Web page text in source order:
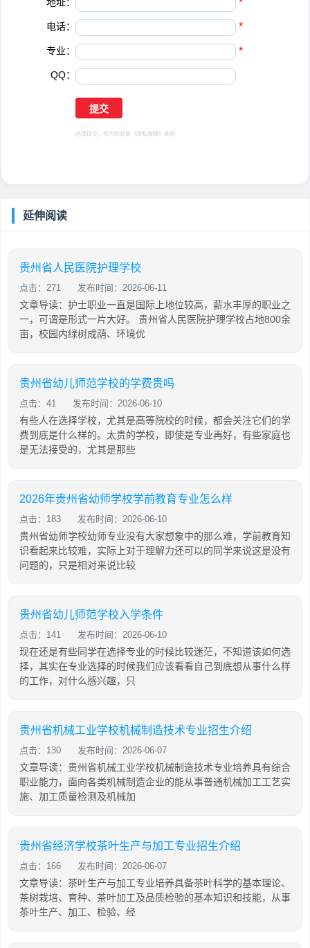
*
电话： *
专业： *
QQ：
选择提交，视为您同意 《隐私保障》 条例
延伸阅读
贵州省人民医院护理学校
点击：271 发布时间：2026-06-11
文章导读：护士职业一直是国际上地位较高，薪水丰厚的职业之
一，可谓是形式一片大好。 贵州省人民医院护理学校占地800余
亩，校园内绿树成荫、环境优
贵州省幼儿师范学校的学费贵吗
点击：41 发布时间：2026-06-10
有些人在选择学校，尤其是高等院校的时候，都会关注它们的学
费到底是什么样的。太贵的学校，即使是专业再好，有些家庭也
是无法接受的，尤其是那些
2026年贵州省幼师学校学前教育专业怎么样
点击：183 发布时间：2026-06-10
贵州省幼师学校幼师专业没有大家想象中的那么难，学前教育知
识看起来比较难，实际上对于理解力还可以的同学来说这是没有
问题的，只是相对来说比较
贵州省幼儿师范学校入学条件
点击：141 发布时间：2026-06-10
现在还是有些同学在选择专业的时候比较迷茫，不知道该如何选
择，其实在专业选择的时候我们应该看看自己到底想从事什么样
的工作，对什么感兴趣，只
贵州省机械工业学校机械制造技术专业招生介绍
点击：130 发布时间：2026-06-07
文章导读：贵州省机械工业学校机械制造技术专业培养具有综合
职业能力，面向各类机械制造企业的能从事普通机械加工工艺实
施、加工质量检测及机械加
贵州省经济学校茶叶生产与加工专业招生介绍
点击：166 发布时间：2026-06-07
文章导读：茶叶生产与加工专业培养具备茶叶科学的基本理论、
茶树栽培、育种、茶叶加工及品质检验的基本知识和技能，从事
茶叶生产、加工、检验、经